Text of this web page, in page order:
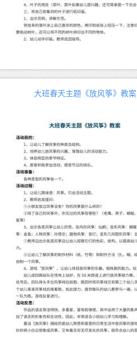
大班春天主题《放风筝》教案